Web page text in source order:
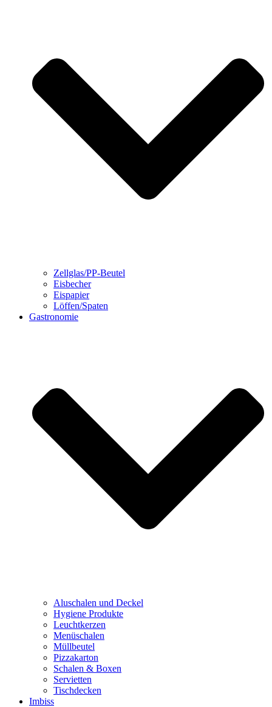
Zellglas/PP-Beutel
Eisbecher
Eispapier
Löffen/Spaten
Gastronomie
Aluschalen und Deckel
Hygiene Produkte
Leuchtkerzen
Menüschalen
Müllbeutel
Pizzakarton
Schalen & Boxen
Servietten
Tischdecken
Imbiss